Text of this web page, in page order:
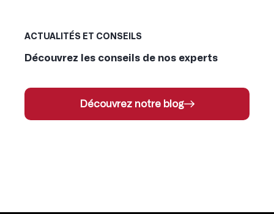
ACTUALITÉS ET CONSEILS
Découvrez les conseils de nos experts
Découvrez notre blog